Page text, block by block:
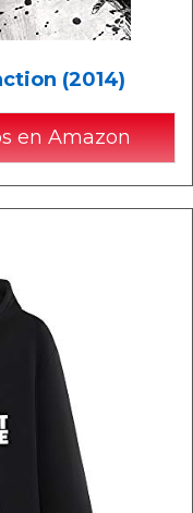
(2014)
en Amazon